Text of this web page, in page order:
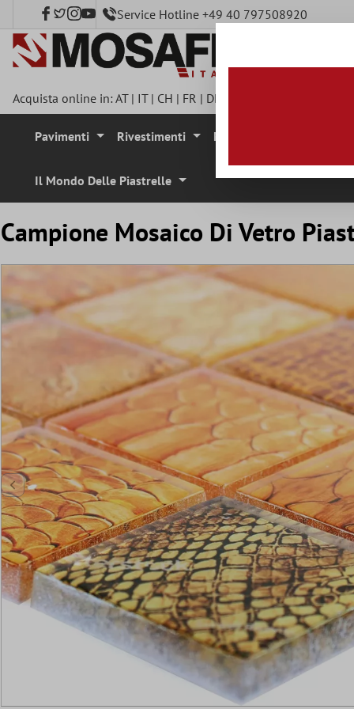
principale Service Hotline +49 40 797508920
Acquista online in:AT| IT| CH | FR | DE
Pavimenti Rivestimenti Mosaici
Il Mondo Delle Piastrelle
Campione Mosaico Di Vetro